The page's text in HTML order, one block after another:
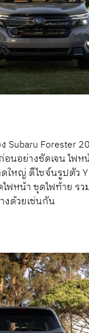
Forester
นอย่างชัดเจน ไฟห
หญ่ ดีไซจ์นรูปตัว Y
ฟหน้า ชุดไฟท้าย ร
งด้วยเช่นกัน